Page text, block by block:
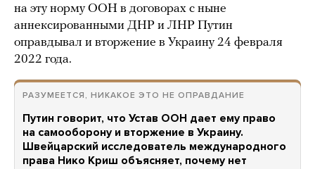
на эту норму ООН в договорах с ныне
аннексированными ДНР и ЛНР Путин
оправдывал и вторжение в Украину 24 февраля
2022 года.
РАЗУМЕЕТСЯ, НИКАКОЕ ЭТО НЕ ОПРАВДАНИЕ
Путин говорит, что Устав ООН дает ему право
на самооборону и вторжение в Украину.
Швейцарский исследователь международного
права Нико Криш объясняет, почему нет